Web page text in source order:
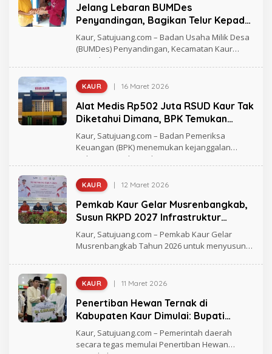
Jelang Lebaran BUMDes
Penyandingan, Bagikan Telur Kepada
Masyarakat
E
H
R
A
G
H
A
Kaur, Satujuang.com – Badan Usaha Milik Desa
(BUMDes) Penyandingan, Kecamatan Kaur
Tengah,
Alat Medis Rp502 Juta RSUD Kaur Tak
Diketahui Dimana, BPK Temukan
Kejanggalan
KAUR | 16 Maret 2026
O
E
H
R
A
G
H
A
Kaur, Satujuang.com – Badan Pemeriksa
Keuangan (BPK) menemukan kejanggalan
terkait pengadaan alat
Pemkab Kaur Gelar Musrenbangkab,
Susun RKPD 2027 Infrastruktur
Berkelanjutan
KAUR | 12 Maret 2026
O
E
H
R
A
G
H
A
Kaur, Satujuang.com – Pemkab Kaur Gelar
Musrenbangkab Tahun 2026 untuk menyusun
Penertiban Hewan Ternak di
Kabupaten Kaur Dimulai: Bupati
Tegas Atasi Ternak Liar
KAUR | 11 Maret 2026
O
E
H
R
A
G
H
Kaur, Satujuang.com – Pemerintah daerah
secara tegas memulai Penertiban Hewan